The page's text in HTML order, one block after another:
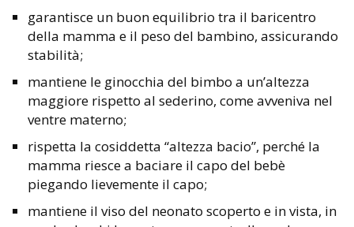
garantisce un buon equilibrio tra il baricentro
della mamma e il peso del bambino, assicurando
stabilità;
mantiene le ginocchia del bimbo a un’altezza
maggiore rispetto al sederino, come avveniva nel
ventre materno;
rispetta la cosiddetta “altezza bacio”, perché la
mamma riesce a baciare il capo del bebè
piegando lievemente il capo;
mantiene il viso del neonato scoperto e in vista, in